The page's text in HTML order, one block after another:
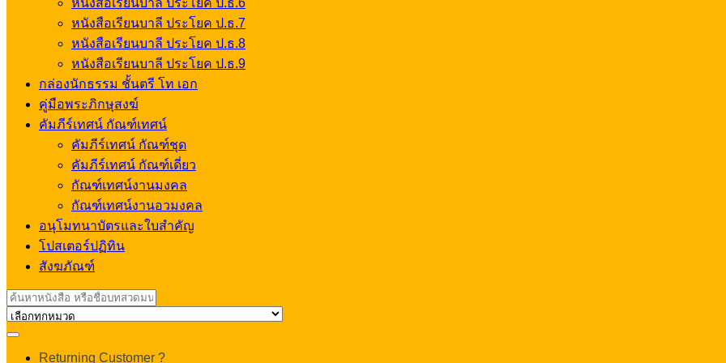
หนังสือเรียนบาลี ประโยค ป.ธ.6
หนังสือเรียนบาลี ประโยค ป.ธ.7
หนังสือเรียนบาลี ประโยค ป.ธ.8
หนังสือเรียนบาลี ประโยค ป.ธ.9
กล่องนักธรรม ชั้นตรี โท เอก
คู่มือพระภิกษุสงฆ์
คัมภีร์เทศน์ กัณฑ์เทศน์
คัมภีร์เทศน์ กัณฑ์ชุด
คัมภีร์เทศน์ กัณฑ์เดี่ยว
กัณฑ์เทศน์งานมงคล
กัณฑ์เทศน์งานอวมงคล
อนุโมทนาบัตรและใบสำคัญ
โปสเตอร์ปฏิทิน
สังฆภัณฑ์
Search
for:
Returning Customer ?